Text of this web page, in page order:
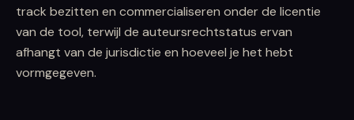
track bezitten en commercialiseren onder de licentie
van de tool, terwijl de auteursrechtstatus ervan
afhangt van de jurisdictie en hoeveel je het hebt
vormgegeven.